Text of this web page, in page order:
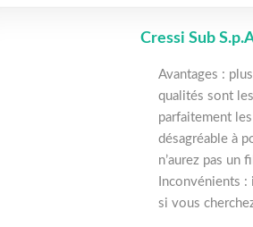
Cressi Sub
Avantages :
qualités sont
parfaitement
désagréable à
n’aurez pas un
Inconvénients
si vous